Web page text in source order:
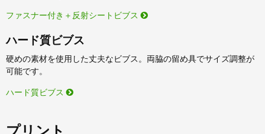
ファスナー付き＋反射シートビブス
ハード質ビブス
硬めの素材を使用した丈夫なビブス。両脇の留め具でサイズ調整が
可能です。
ハード質ビブス
プリント